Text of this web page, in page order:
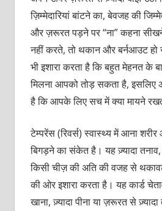
ज़िम्मेदारियां बांटने का, बेवजह की
और ज़रूरत पड़ने पर “ना” कहना
नहीं करते, तो थकान और बर्नआउट हो
भी इशारा करता है कि बहुत मेहनत के
मिलना आपको तोड़ सकता है, इसलिए
है कि आपके लिए सच में क्या मायने
टेम्परेंस (रिवर्स) स्वास्थ्य में आना
बिगड़ने का संकेत है। यह ज़्यादा
किसी चीज़ की अति की वजह से
की ओर इशारा करता है। यह कार्ड
खाना, ज़्यादा पीना या ज़रूरत से